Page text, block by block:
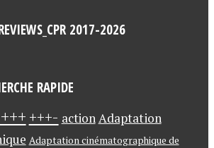
2017-2026
RAPIDE
+++- actionAdaptation
Adaptation cinématographique de